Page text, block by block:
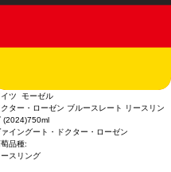
イツ モーゼル
クター・ローゼン ブルースレート リースリン
(2024)750ml
ァイングート・ドクター・ローゼン
品種:
ースリング